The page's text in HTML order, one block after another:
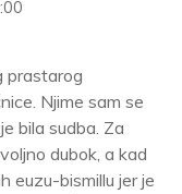
prastarog
Njime sam se
bila sudba. Za
dubok, a kad
euzu-bismillu jer je